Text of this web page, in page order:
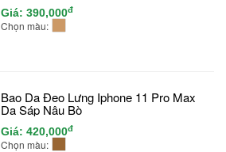
Giá: 390,000đ
Chọn màu:
Bao Da Đeo Lưng Iphone 11 Pro Max
Da Sáp Nâu Bò
Giá: 420,000đ
Chọn màu: